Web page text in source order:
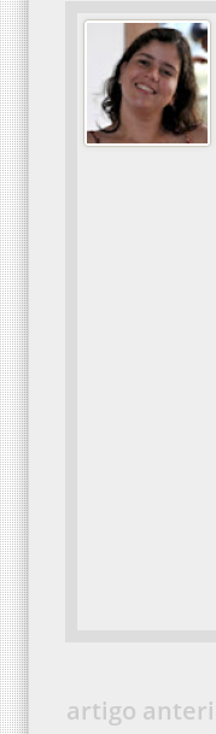
artigo